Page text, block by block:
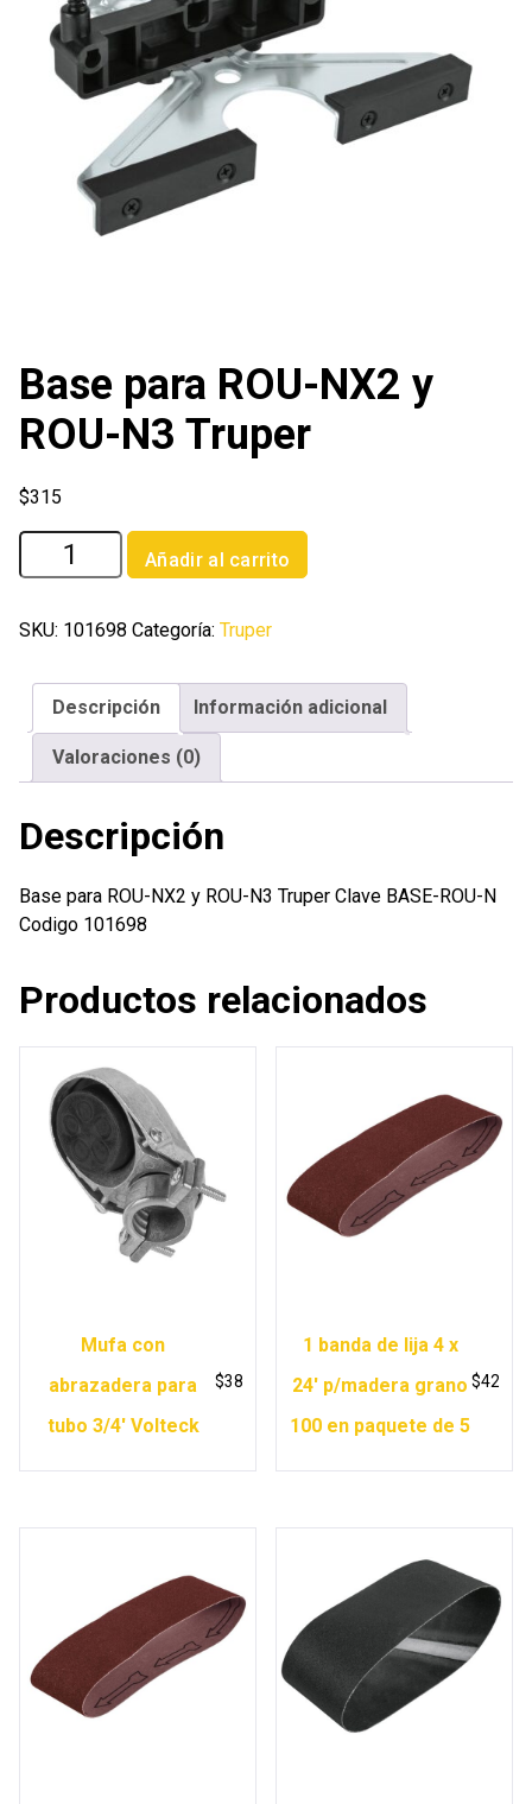
Base para ROU-NX2 y
ROU-N3 Truper
$315
Base
para
NX2
ROU-
Truper
cantidad
Añadir al carrito
SKU: 101698 Categoría: Truper
Descripción Información adicional
Valoraciones (0)
Descripción
Base para ROU-NX2 y ROU-N3 Truper Clave BASE-ROU-N
Codigo 101698
Productos relacionados
Mufa con
abrazadera para
tubo 3/4′ Volteck
$38
1 banda de lija 4 x
24′ p/madera grano
100 en paquete de 5
$42